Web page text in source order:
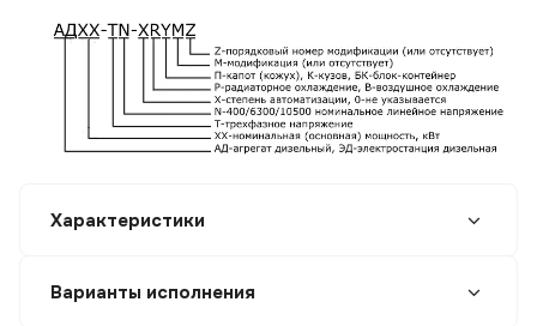
Характеристики
Варианты исполнения